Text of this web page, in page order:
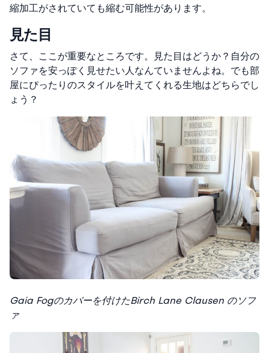
縮加工がされていても縮む可能性があります。
見た目
さて、ここが重要なところです。見た目はどうか？自分の
ソファを安っぽく見せたい人なんていませんよね。でも部
屋にぴったりのスタイルを叶えてくれる生地はどちらでし
ょう？
Gaia Fogのカバーを付けたBirch Lane Clausen のソフ
ァ